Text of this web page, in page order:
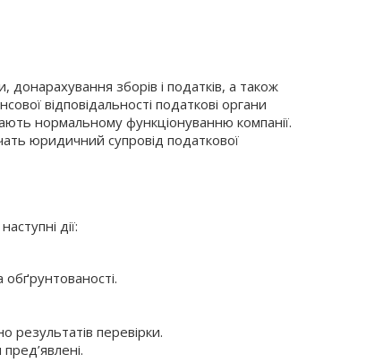
донарахування зборів і податків, а також
відповідальності податкові органи
нормальному функціонуванню компанії.
юридичний супровід податкової
дії:
результатів перевірки.